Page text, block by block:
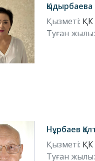
Қызметі: ҚК
Туған жылы:
Нұрбаев
Қызметі: ҚК
Туған жылы: